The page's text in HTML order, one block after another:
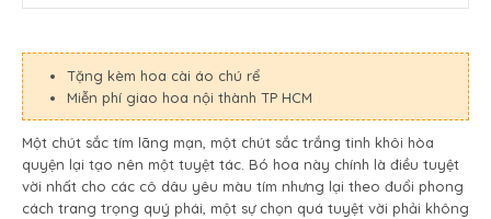
Tặng kèm hoa cài áo chú rể
Miễn phí giao hoa nội thành TP HCM
Một chút sắc tím lãng mạn, một chút sắc trắng tinh khôi hòa
quyện lại tạo nên một tuyệt tác. Bó hoa này chính là điều tuyệt
vời nhất cho các cô dâu yêu màu tím nhưng lại theo đuổi phong
cách trang trọng quý phái, một sự chọn quá tuyệt vời phải không